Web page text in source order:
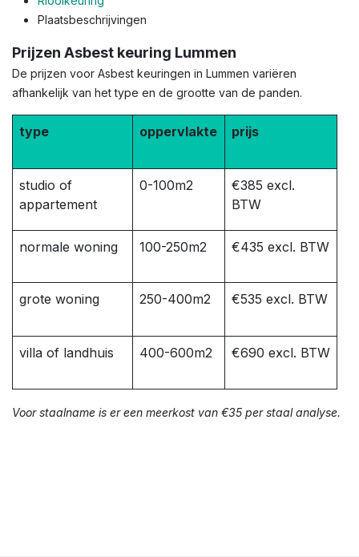
Plaatsbeschrijvingen
Prijzen Asbest keuring Lummen
De prijzen voor Asbest keuringen in Lummen variëren
afhankelijk van het type en de grootte van de panden.
type oppervlakte prijs
studio of
appartement
0-100m2
€385 excl.
BTW
normale woning 100-250m2 €435 excl. BTW
grote woning 250-400m2 €535 excl. BTW
villa of landhuis 400-600m2 €690 excl. BTW
Voor staalname is er een meerkost van €35 per staal analyse.